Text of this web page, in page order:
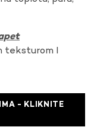
teksturom I
- KLIKNITE